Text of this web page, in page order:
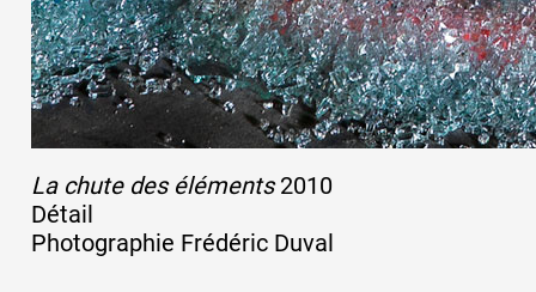
La chute des éléments2010
Détail
Photographie Frédéric Duval